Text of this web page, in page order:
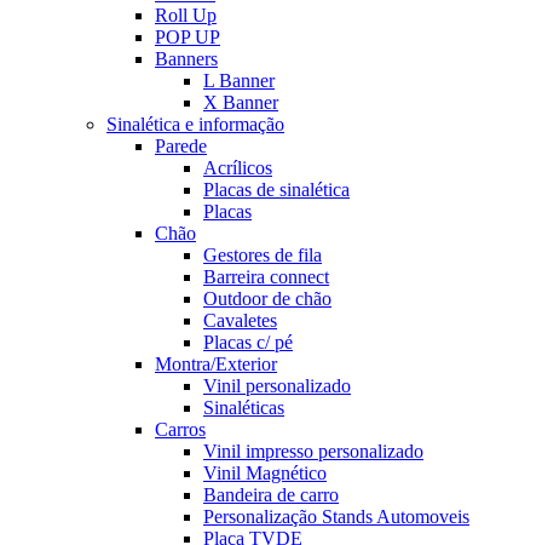
Roll Up
POP UP
Banners
L Banner
X Banner
Sinalética e informação
Parede
Acrílicos
Placas de sinalética
Placas
Chão
Gestores de fila
Barreira connect
Outdoor de chão
Cavaletes
Placas c/ pé
Montra/Exterior
Vinil personalizado
Sinaléticas
Carros
Vinil impresso personalizado
Vinil Magnético
Bandeira de carro
Personalização Stands Automoveis
Placa TVDE